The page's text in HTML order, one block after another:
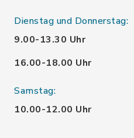
Dienstag und Donnerstag:
9.00-13.30 Uhr
16.00-18.00 Uhr
Samstag:
10.00-12.00 Uhr